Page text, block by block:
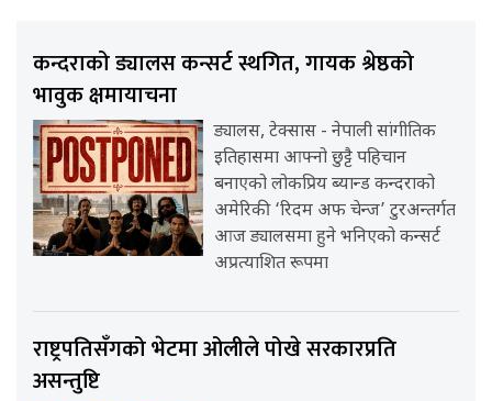
कन्दराको ड्यालस कन्सर्ट स्थगित, गायक श्रेष्ठको
भावुक क्षमायाचना
ड्यालस, टेक्सास - नेपाली सांगीतिक
इतिहासमा आफ्नो छुट्टै पहिचान
बनाएको लोकप्रिय ब्यान्ड कन्दराको
अमेरिकी ‘रिदम अफ चेन्ज’ टुरअन्तर्गत
आज ड्यालसमा हुने भनिएको कन्सर्ट
अप्रत्याशित रूपमा
राष्ट्रपतिसँगको भेटमा ओलीले पोखे सरकारप्रति
असन्तुष्टि